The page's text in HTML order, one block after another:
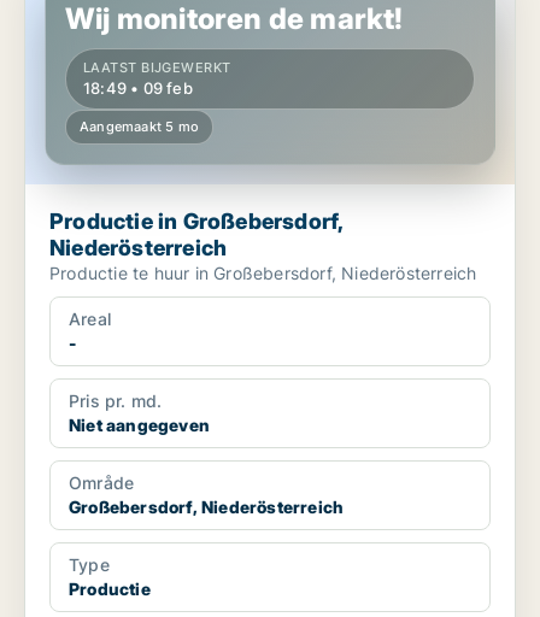
Wij monitoren de markt!
LAATST BIJGEWERKT
18:49 • 09 feb
Aangemaakt 5 mo
Productie in Großebersdorf,
Niederösterreich
Productie te huur in Großebersdorf, Niederösterreich
Areal
-
Pris pr. md.
Niet aangegeven
Område
Großebersdorf, Niederösterreich
Type
Productie